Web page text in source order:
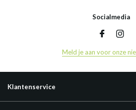
Socialmedia
Meld je aan voor onze
Klantenservice